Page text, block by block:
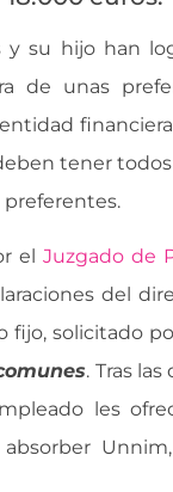
y su hijo han
de unas
tener
preferentes.
el Juzgado de
del
fijo, solicitado
. Tras
les
Unnim, 